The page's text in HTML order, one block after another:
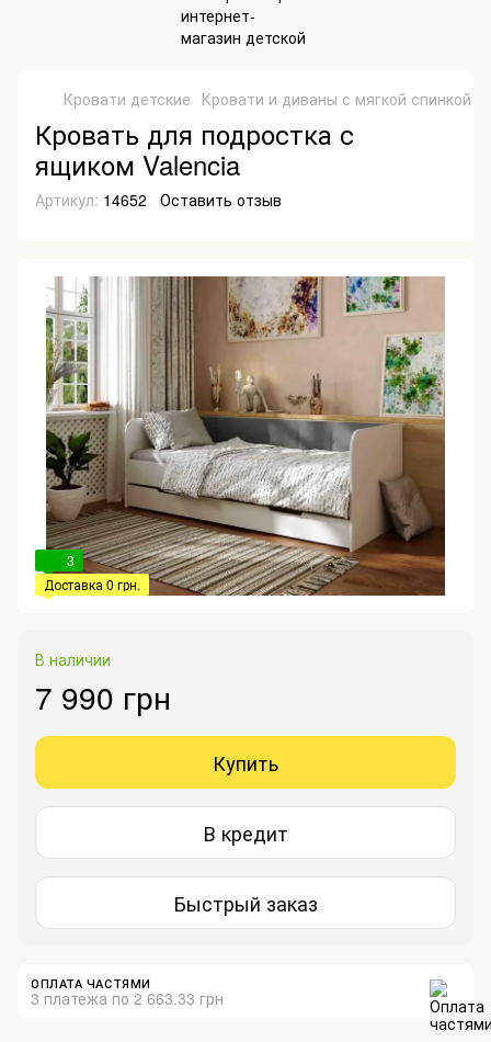
Кровати детские Кровати и диваны с мягкой спинкой
Кровать для подростка с
ящиком Valencia
Артикул: 14652 Оставить отзыв
3
Доставка 0 грн.
В наличии
7 990 грн
Купить
В кредит
Быстрый заказ
ОПЛАТА ЧАСТЯМИ
3 платежа по 2 663.33 грн